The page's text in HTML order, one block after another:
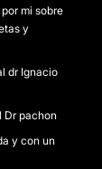
mi sobre
y
dr Ignacio
Dr pachon
y con un